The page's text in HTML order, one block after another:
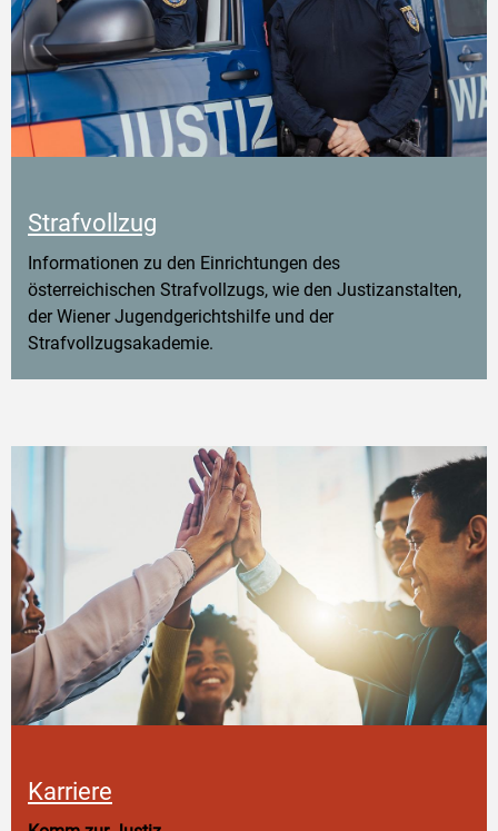
Strafvollzug
Informationen zu den Einrichtungen des
österreichischen Strafvollzugs, wie den Justizanstalten,
der Wiener Jugendgerichtshilfe und der
Strafvollzugsakademie.
Karriere